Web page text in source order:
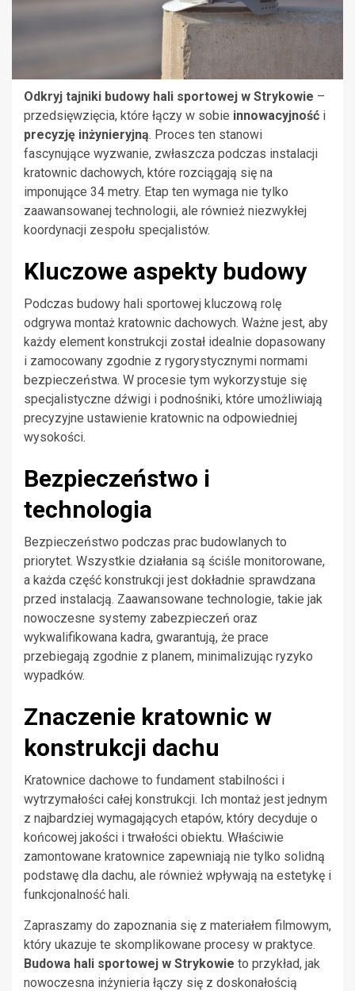
Odkryj tajniki budowy hali sportowej w Strykowie –
przedsięwzięcia, które łączy w sobie innowacyjność i
precyzję inżynieryjną. Proces ten stanowi
fascynujące wyzwanie, zwłaszcza podczas instalacji
kratownic dachowych, które rozciągają się na
imponujące 34 metry. Etap ten wymaga nie tylko
zaawansowanej technologii, ale również niezwykłej
koordynacji zespołu specjalistów.
Kluczowe aspekty budowy
Podczas budowy hali sportowej kluczową rolę
odgrywa montaż kratownic dachowych. Ważne jest, aby
każdy element konstrukcji został idealnie dopasowany
i zamocowany zgodnie z rygorystycznymi normami
bezpieczeństwa. W procesie tym wykorzystuje się
specjalistyczne dźwigi i podnośniki, które umożliwiają
precyzyjne ustawienie kratownic na odpowiedniej
wysokości.
Bezpieczeństwo i
technologia
Bezpieczeństwo podczas prac budowlanych to
priorytet. Wszystkie działania są ściśle monitorowane,
a każda część konstrukcji jest dokładnie sprawdzana
przed instalacją. Zaawansowane technologie, takie jak
nowoczesne systemy zabezpieczeń oraz
wykwalifikowana kadra, gwarantują, że prace
przebiegają zgodnie z planem, minimalizując ryzyko
wypadków.
Znaczenie kratownic w
konstrukcji dachu
Kratownice dachowe to fundament stabilności i
wytrzymałości całej konstrukcji. Ich montaż jest jednym
z najbardziej wymagających etapów, który decyduje o
końcowej jakości i trwałości obiektu. Właściwie
zamontowane kratownice zapewniają nie tylko solidną
podstawę dla dachu, ale również wpływają na estetykę i
funkcjonalność hali.
Zapraszamy do zapoznania się z materiałem filmowym,
który ukazuje te skomplikowane procesy w praktyce.
Budowa hali sportowej w Strykowie to przykład, jak
nowoczesna inżynieria łączy się z doskonałością